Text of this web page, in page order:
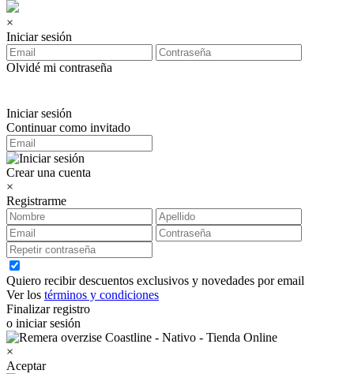
×
Iniciar sesión
Olvidé mi contraseña
Iniciar sesión
Continuar como invitado
Crear una cuenta
×
Registrarme
Quiero recibir descuentos exclusivos y novedades por email
Ver los términos y condiciones
Finalizar registro
o iniciar sesión
×
Aceptar